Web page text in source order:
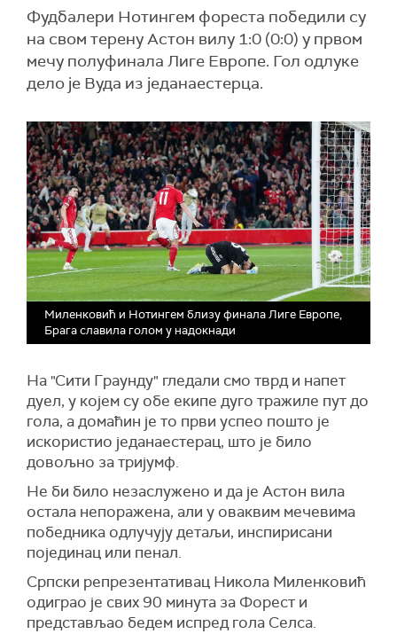
Фудбалери Нотингем фореста победили су
на свом терену Астон вилу 1:0 (0:0) у првом
мечу полуфинала Лиге Европе. Гол одлуке
дело је Вуда из једанаестерца.
Миленковић и Нотингем близу финала Лиге Европе,
Брага славила голом у надокнади
На "Сити Граунду" гледали смо тврд и напет
дуел, у којем су обе екипе дуго тражиле пут до
гола, а домаћин је то први успео пошто је
искористио једанаестерац, што је било
довољно за тријумф.
Не би било незаслужено и да је Астон вила
остала непоражена, али у оваквим мечевима
победника одлучују детаљи, инспирисани
појединац или пенал.
Српски репрезентативац Никола Миленковић
одиграо је свих 90 минута за Форест и
представљао бедем испред гола Селса.